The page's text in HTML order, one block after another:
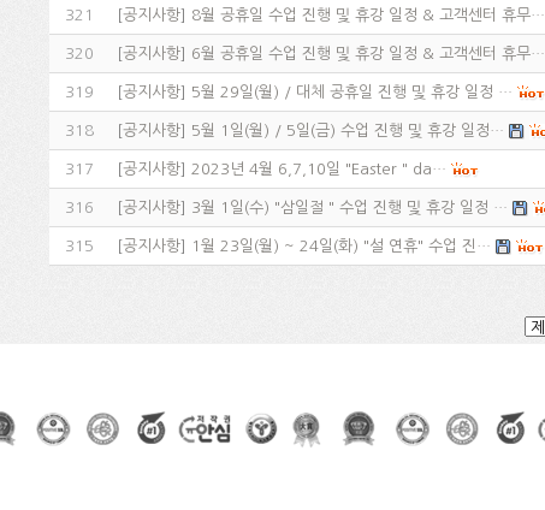
321 [공지사항] 8월 공휴일 수업 진행 및 휴강 일정 & 고객센터 휴무…
320 [공지사항] 6월 공휴일 수업 진행 및 휴강 일정 & 고객센터 휴무…
319 [공지사항] 5월 29일(월) / 대체 공휴일 진행 및 휴강 일정 …
318 [공지사항] 5월 1일(월) / 5일(금) 수업 진행 및 휴강 일정…
317 [공지사항] 2023년 4월 6,7,10일 "Easter " da…
316 [공지사항] 3월 1일(수) "삼일절 " 수업 진행 및 휴강 일정 …
315 [공지사항] 1월 23일(월) ~ 24일(화) "설 연휴" 수업 진…